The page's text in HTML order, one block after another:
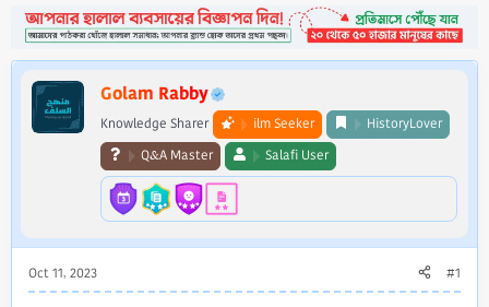
d
s
t
e
d
a
Golam Rabby
Knowledge Sharer ilm Seeker
HistoryLover
Q&A Master
Salafi User
Oct 11, 2023 #1